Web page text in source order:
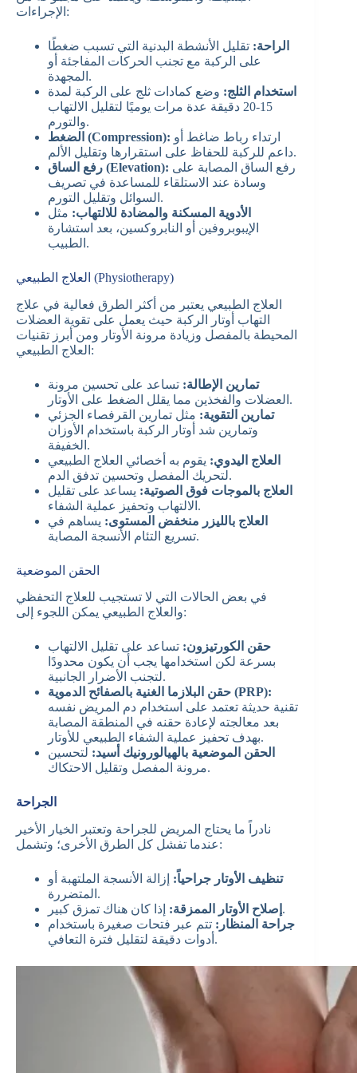
الإجراءات:
الراحة: تقليل الأنشطة البدنية التي تسبب ضغطًا
على الركبة مع تجنب الحركات المفاجئة أو
المجهدة.
استخدام الثلج: وضع كمادات ثلج على الركبة لمدة
15-20 دقيقة عدة مرات يوميًا لتقليل الالتهاب
والتورم.
الضغط (Compression):
داعم للركبة للحفاظ على استقرارها وتقليل الألم.
رفع الساق (Elevation):
وسادة عند الاستلقاء للمساعدة في تصريف
السوائل وتقليل التورم.
الأدوية المسكنة والمضادة للالتهاب: مثل
الإيبوبروفين أو النابروكسين، بعد استشارة
الطبيب.
العلاج الطبيعي (Physiotherapy)
العلاج الطبيعي يعتبر من أكثر الطرق فعالية في علاج
التهاب أوتار الركبة حيث يعمل على تقوية العضلات
المحيطة بالمفصل وزيادة مرونة الأوتار ومن أبرز تقنيات
العلاج الطبيعي:
تمارين الإطالة: تساعد على تحسين مرونة
العضلات والفخذين مما يقلل الضغط على الأوتار.
تمارين التقوية: مثل تمارين القرفصاء الجزئي
وتمارين شد أوتار الركبة باستخدام الأوزان
الخفيفة.
العلاج اليدوي: يقوم به أخصائي العلاج الطبيعي
لتحريك المفصل وتحسين تدفق الدم.
العلاج بالموجات فوق الصوتية: يساعد على تقليل
الالتهاب وتحفيز عملية الشفاء.
العلاج بالليزر منخفض المستوى: يساهم في
تسريع التئام الأنسجة المصابة.
الحقن الموضعية
في بعض الحالات التي لا تستجيب للعلاج التحفظي
والعلاج الطبيعي يمكن اللجوء إلى:
حقن الكورتيزون: تساعد على تقليل الالتهاب
بسرعة لكن استخدامها يجب أن يكون محدودًا
لتجنب الأضرار الجانبية.
حقن البلازما الغنية بالصفائح الدموية (PRP):
تقنية حديثة تعتمد على استخدام دم المريض نفسه
بعد معالجته لإعادة حقنه في المنطقة المصابة
بهدف تحفيز عملية الشفاء الطبيعي للأوتار.
الحقن الموضعية بالهيالورونيك أسيد: لتحسين
مرونة المفصل وتقليل الاحتكاك.
الجراحة
نادراً ما يحتاج المريض للجراحة وتعتبر الخيار الأخير
عندما تفشل كل الطرق الأخرى؛ وتشمل:
تنظيف الأوتار جراحياً: إزالة الأنسجة الملتهبة أو
المتضررة.
إصلاح الأوتار الممزقة: إذا كان هناك تمزق كبير.
جراحة المنظار: تتم عبر فتحات صغيرة باستخدام
أدوات دقيقة لتقليل فترة التعافي.